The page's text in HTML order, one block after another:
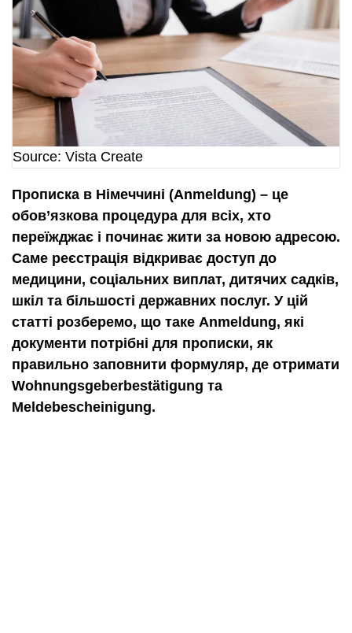
Source: Vista Create
Прописка в Німеччині (Anmeldung) – це
обов’язкова процедура для всіх, хто
переїжджає і починає жити за новою адресою.
Саме реєстрація відкриває доступ до
медицини, соціальних виплат, дитячих садків,
шкіл та більшості державних послуг. У цій
статті розберемо, що таке Anmeldung, які
документи потрібні для прописки, як
правильно заповнити формуляр, де отримати
Wohnungsgeberbestätigung та
Meldebescheinigung.